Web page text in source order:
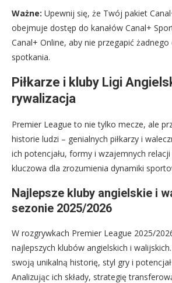
Ważne: Upewnij się, że Twój pakiet
obejmuje dostęp do kanałów Canal+
Canal+ Online, aby nie przegapić
spotkania.
Piłkarze i kluby Ligi
rywalizacja
Premier League to nie tylko mecze, ale
historie ludzi – genialnych piłkarzy i
ich potencjału, formy i wzajemnych
kluczowa dla zrozumienia dynamiki
Najlepsze kluby angielskie i
sezonie 2025/2026
W rozgrywkach Premier League 2025/
najlepszych klubów angielskich i
swoją unikalną historię, styl gry i
Analizując ich składy, strategię